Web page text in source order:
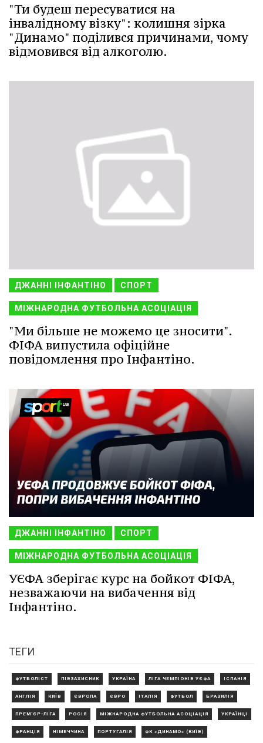
"Ти будеш пересуватися на
інвалідному візку": колишня зірка
"Динамо" поділився причинами, чому
відмовився від алкоголю.
ДЖАННІ ІНФАНТІНО СПОРТ
МІЖНАРОДНА ФУТБОЛЬНА АСОЦІАЦІЯ
"Ми більше не можемо це зносити".
ФІФА випустила офіційне
повідомлення про Інфантіно.
ДЖАННІ ІНФАНТІНО СПОРТ
МІЖНАРОДНА ФУТБОЛЬНА АСОЦІАЦІЯ
УЄФА зберігає курс на бойкот ФІФА,
незважаючи на вибачення від
Інфантіно.
ТЕГИ
ФУТБОЛІСТ ПІВЗАХИСНИК УКРАЇНА ЛІГА ЧЕМПІОНІВ УЄФА ІСПАНІЯ
АНГЛІЯ КИЇВ ЄВРОПА ЄВРО ІТАЛІЯ ФУТБОЛ БРАЗИЛІЯ
ПРЕМ'ЄР-ЛІГА РОСІЯ МІЖНАРОДНА ФУТБОЛЬНА АСОЦІАЦІЯ УКРАЇНЦІ
ФРАНЦІЯ НІМЕЧЧИНА ПОРТУГАЛІЯ ФК «ДИНАМО» (КИЇВ)